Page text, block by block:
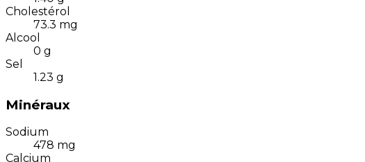
Cholestérol
73.3 mg
Alcool
0 g
Sel
1.23 g
Minéraux
Sodium
478 mg
Calcium